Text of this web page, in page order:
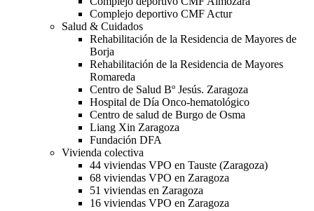
Complejo deportivo CMF Actur
Salud & Cuidados
Rehabilitación de la Residencia de Mayores de
Borja
Rehabilitación de la Residencia de Mayores
Romareda
Centro de Salud Bº Jesús. Zaragoza
Hospital de Día Onco-hematológico
Centro de salud de Burgo de Osma
Liang Xin Zaragoza
Fundación DFA
Vivienda colectiva
44 viviendas VPO en Tauste (Zaragoza)
68 viviendas VPO en Zaragoza
51 viviendas en Zaragoza
16 viviendas VPO en Zaragoza